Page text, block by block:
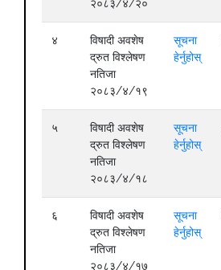
२०८३/४/२०
४
विषादी अवशेष
द्रुत विश्लेषण
नतिजा
२०८३/४/१९
सूचना
हेर्नुहोस्
५
विषादी अवशेष
द्रुत विश्लेषण
नतिजा
२०८३/४/१८
सूचना
हेर्नुहोस्
६
विषादी अवशेष
द्रुत विश्लेषण
नतिजा
२०८३/४/१७
सूचना
हेर्नुहोस्